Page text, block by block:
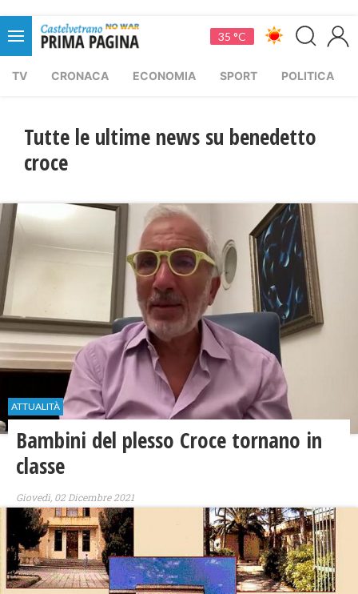
35 °C
TV CRONACA ECONOMIA SPORT POLITICA
Tutte le ultime news su benedetto
croce
ATTUALITÀ
Bambini del plesso Croce tornano in
classe
Giovedì, 02 Dicembre 2021